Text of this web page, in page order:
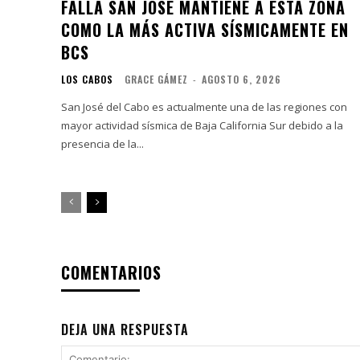
FALLA SAN JOSÉ MANTIENE A ESTA ZONA
COMO LA MÁS ACTIVA SÍSMICAMENTE EN
BCS
LOS CABOS GRACE GÁMEZ - AGOSTO 6, 2026
San José del Cabo es actualmente una de las regiones con
mayor actividad sísmica de Baja California Sur debido a la
presencia de la...
COMENTARIOS
DEJA UNA RESPUESTA